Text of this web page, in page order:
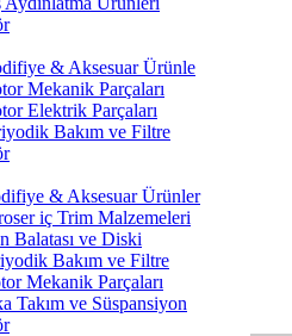
& Aksesuar Ürünle
Mekanik Parçaları
Elektrik Parçaları
Bakım ve Filtre
& Aksesuar Ürünler
iç Trim Malzemeleri
Balatası ve Diski
Bakım ve Filtre
Mekanik Parçaları
Takım ve Süspansiyon